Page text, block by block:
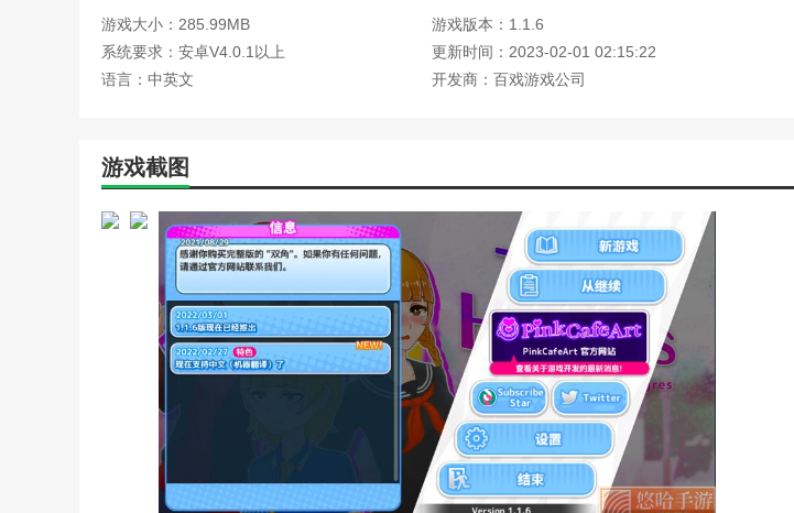
梦幻模拟战手游攻略副本隐藏宝箱(梦幻模拟战隐藏宝箱大全)
手游完美世界隐藏任务攻略(完美世界手游的隐藏任务)
天龙八部手游每周任务攻略(天龙八部手游支线任务大全)
隐藏我的游戏媽媽攻略(隐藏我的游戏母亲23关怎么过)
勇气之书任务有必要做吗(对马岛支线任务有必要做吗)
诛仙手游称号隐藏任务攻略(新诛仙手游称号隐藏任务)
诛仙手游环任务攻略(诛仙手游支线各有所需任务怎么做)
诛仙手游隐藏任务攻略昼夜彼端(诛仙昼夜的彼端攻略)
诛仙手游庄生梦蝶隐藏攻略(诛仙手游庄生梦蝶隐藏攻略大全)
祖格隐藏boss饰品获取流程(祖格隐藏boss饰品获取流程部落)
阿玛拉王国游戏攻略(阿玛拉王国支线攻略)
惩戒骑神器隐藏外观(惩戒骑神器隐藏外观解锁)
风云单机隐藏攻略(风云攻略)
手游诛仙的攻略(手游诛仙攻略隐藏任务)
完美世界手游生气隐藏任务攻略(完美世界游戏隐藏任务)
完美世界手游隐藏顽皮猴任务攻略(完美手游顽皮猴碎片隐藏任务)
隐藏我的游戏母亲1攻略(妈妈藏起了我的游戏攻略)
游戏大小：285.99MB
游戏版本：1.1.6
系统要求：安卓V4.0.1以上
更新时间：2023-02-01 02:15:22
语言：中英文
开发商：百戏游戏公司
游戏截图